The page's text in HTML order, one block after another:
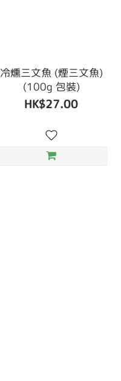
冷燻三文魚 (煙三文魚)
(100g 包裝)
HK$27.00